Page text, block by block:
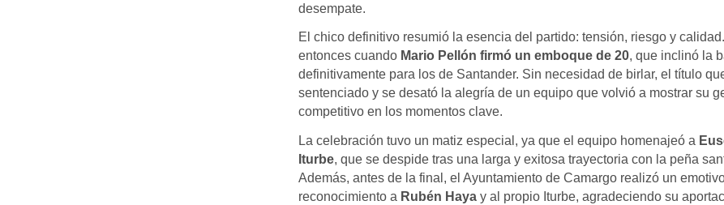
desempate.
El chico definitivo resumió la esencia del partido: tensión, riesgo y
entonces cuando Mario Pellón firmó un emboque de 20, que inclinó la
definitivamente para los de Santander. Sin necesidad de birlar, el título
sentenciado y se desató la alegría de un equipo que volvió a mostrar su
competitivo en los momentos clave.
La celebración tuvo un matiz especial, ya que el equipo homenajeó a
Iturbe, que se despide tras una larga y exitosa trayectoria con la peña
Además, antes de la final, el Ayuntamiento de Camargo realizó un
reconocimiento a Rubén Haya y al propio Iturbe, agradeciendo su